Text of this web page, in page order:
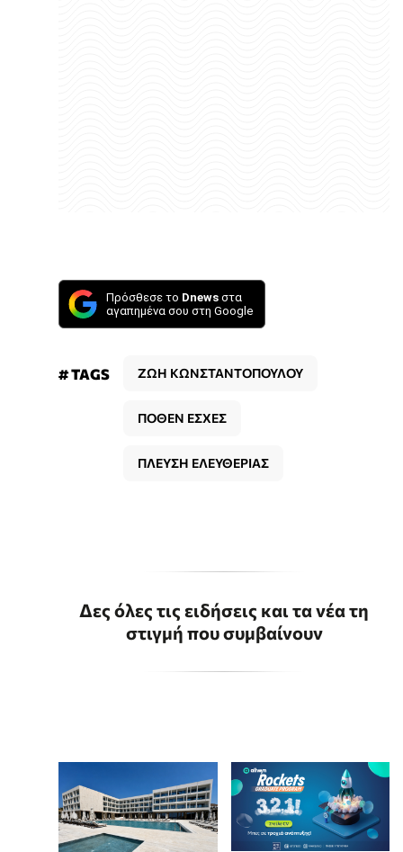
Πρόσθεσε το Dnews στα
αγαπημένα σου στη Google
# TAGS ΖΩΗ ΚΩΝΣΤΑΝΤΟΠΟΥΛΟΥ
ΠΟΘΕΝ ΕΣΧΕΣ
ΠΛΕΥΣΗ ΕΛΕΥΘΕΡΙΑΣ
Δες όλες τις ειδήσεις και τα νέα τη
στιγμή που συμβαίνουν